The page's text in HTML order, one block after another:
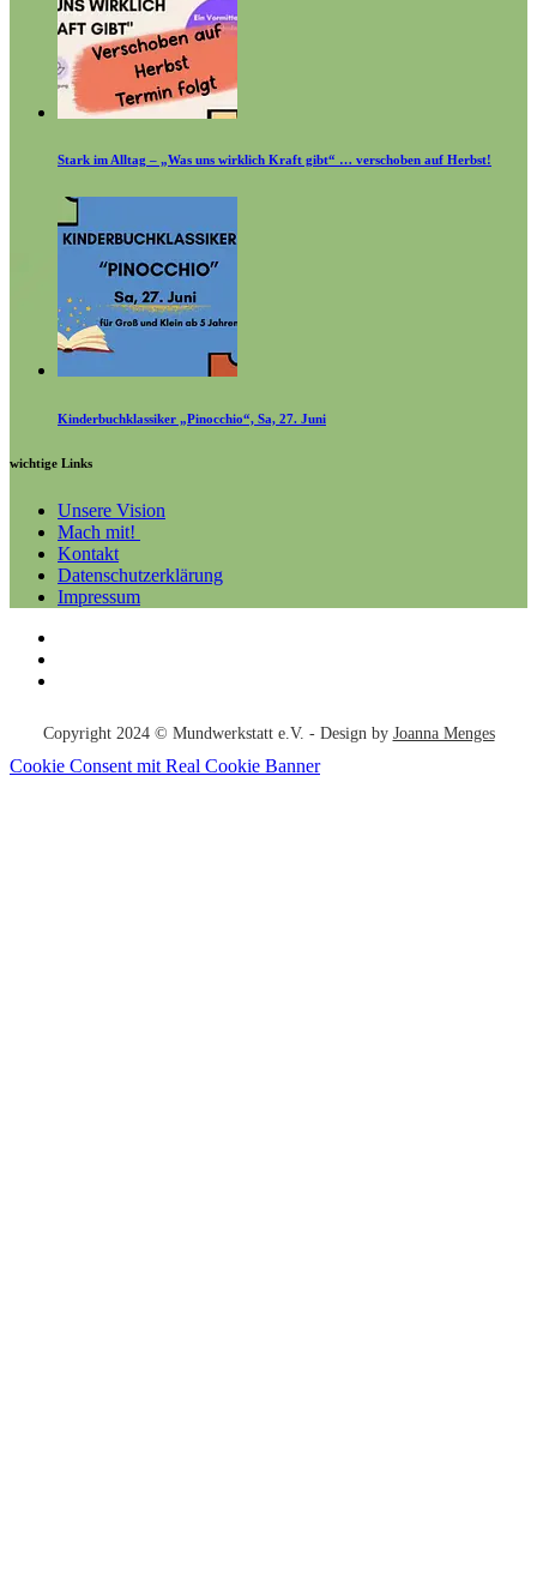
Stark im Alltag – „Was uns wirklich Kraft gibt“ … verschoben auf Herbst!
Kinderbuchklassiker „Pinocchio“, Sa, 27. Juni
wichtige Links
Unsere Vision
Mach mit!
Kontakt
Datenschutzerklärung
Impressum
Copyright 2024 © Mundwerkstatt e.V. - Design by Joanna Menges
Cookie Consent mit Real Cookie Banner